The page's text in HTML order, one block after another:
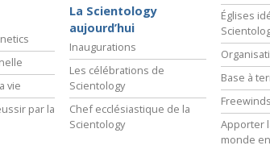
vie
par la
La Scientology
aujourd’hui
Inaugurations
Les célébrations de
Scientology
Chef ecclésiastique de la
Scientology
Églises
Base à
Freewinds
Apporter
monde